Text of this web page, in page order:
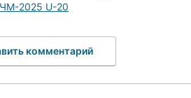
ЧМ-2025 U-20
комментарий